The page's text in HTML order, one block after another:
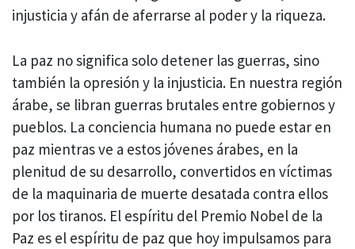
injusticia y afán de aferrarse al poder y la riqueza.
La paz no significa solo detener las guerras, sino
también la opresión y la injusticia. En nuestra región
árabe, se libran guerras brutales entre gobiernos y
pueblos. La conciencia humana no puede estar en
paz mientras ve a estos jóvenes árabes, en la
plenitud de su desarrollo, convertidos en víctimas
de la maquinaria de muerte desatada contra ellos
por los tiranos. El espíritu del Premio Nobel de la
Paz es el espíritu de paz que hoy impulsamos para